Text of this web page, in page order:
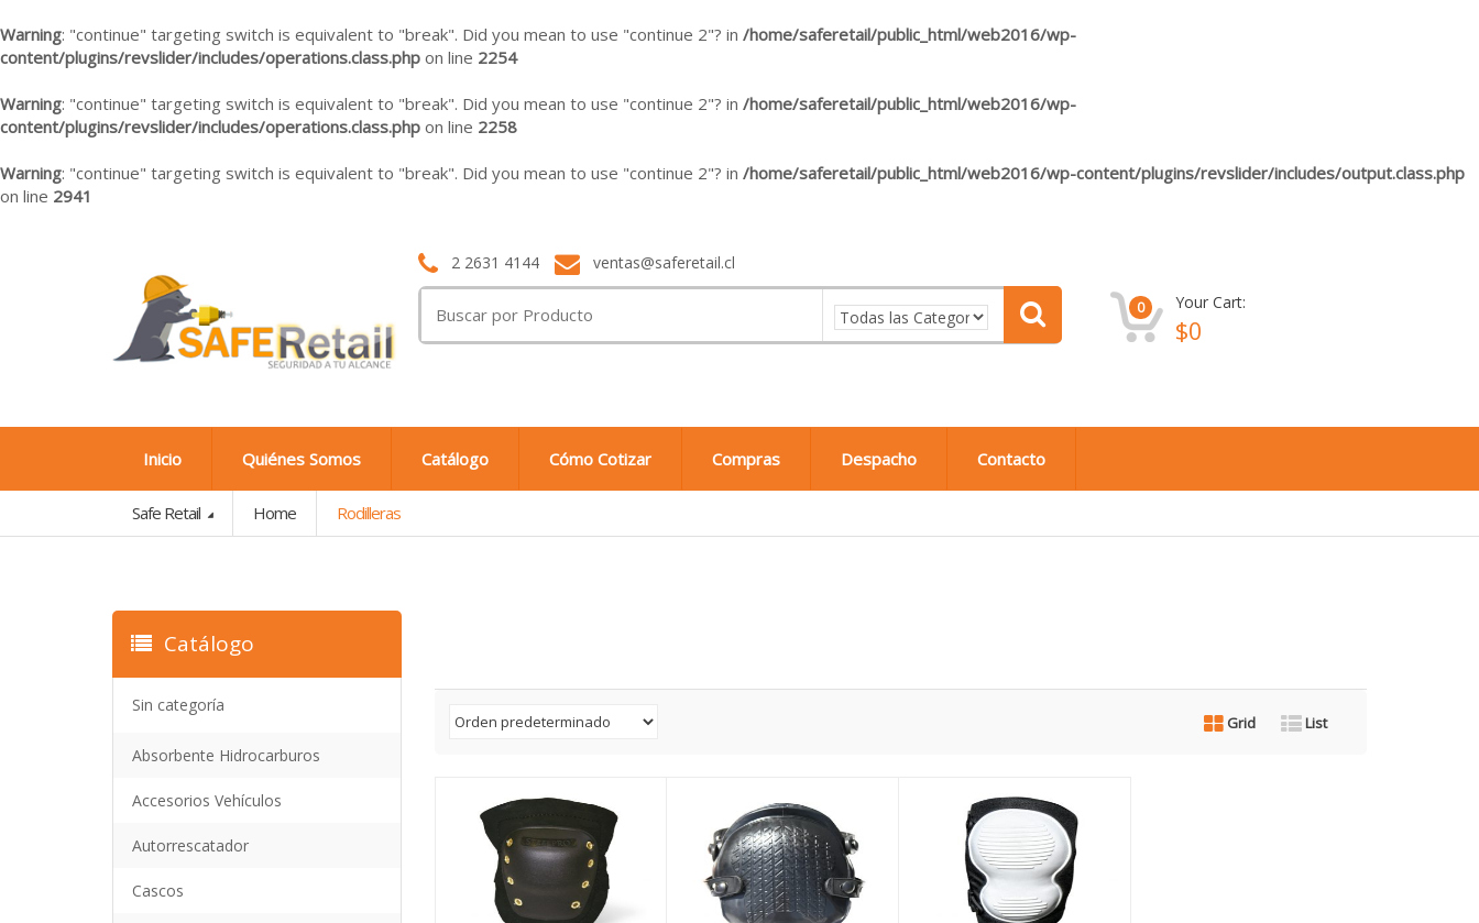
Warning: "continue" targeting switch is equivalent to "break". Did you mean to use "continue 2"? in /home/saferetail/public_html/web2016/wp-
content/plugins/revslider/includes/operations.class.php on line 2254
Warning: "continue" targeting switch is equivalent to "break". Did you mean to use "continue 2"? in /home/saferetail/public_html/web2016/wp-
content/plugins/revslider/includes/operations.class.php on line 2258
Warning: "continue" targeting switch is equivalent to "break". Did you mean to use "continue 2"? in /home/saferetail/public_html/web2016/wp-content/plugins/revslider/includes/output.class.php
on line 2941
2 2631 4144 ventas@saferetail.cl
por:
0 Your Cart:
$0
Inicio Quiénes Somos Catálogo Cómo Cotizar Compras Despacho Contacto
Safe Retail Home Rodilleras
Grid List
Catálogo
Sin categoría
Absorbente Hidrocarburos
Accesorios Vehículos
Autorrescatador
Cascos